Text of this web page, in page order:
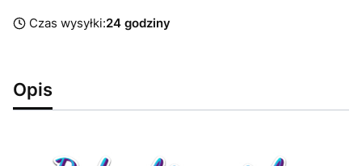
Czas wysyłki:24 godziny
Opis